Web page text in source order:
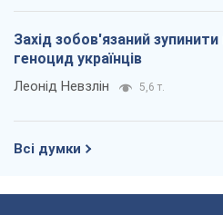
Захід зобов'язаний зупинити
геноцид українців
Леонід Невзлін 5,6 т.
Всі думки